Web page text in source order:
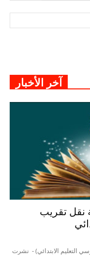
آخر الأخبار
نقل تقريب
التعليم الابتدائي) - نشرت